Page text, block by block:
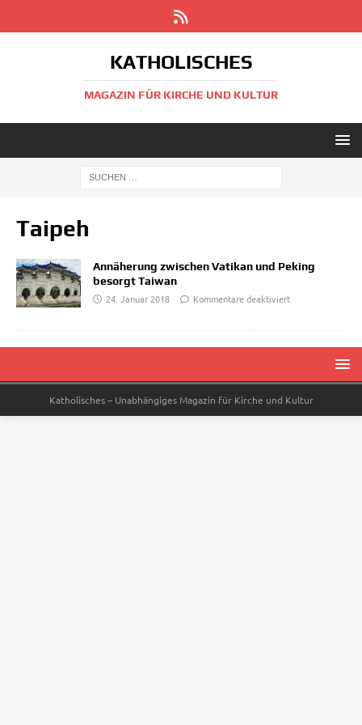
KATHOLISCHES
MAGAZIN FÜR KIRCHE UND KULTUR
Taipeh
Annäherung zwischen Vatikan und Peking
besorgt Taiwan
24. Januar 2018
Kommentare deaktiviert
Katholisches – Unabhängiges Magazin für Kirche und Kultur